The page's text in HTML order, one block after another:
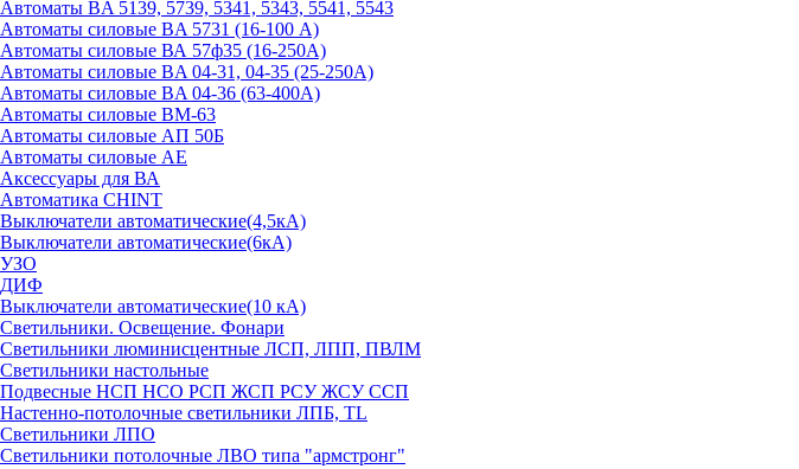
Автоматы BA 5139, 5739, 5341, 5343, 5541, 5543
Автоматы силовые BA 5731 (16-100 А)
Автоматы силовые ВА 57ф35 (16-250А)
Автоматы силовые BA 04-31, 04-35 (25-250А)
Автоматы силовые BA 04-36 (63-400А)
Автоматы силовые ВМ-63
Автоматы силовые АП 50Б
Автоматы силовые АЕ
Аксессуары для ВА
Автоматика CHINT
Выключатели автоматические(4,5кА)
Выключатели автоматические(6кА)
УЗО
ДИФ
Выключатели автоматические(10 кА)
Светильники. Освещение. Фонари
Светильники люминисцентные ЛСП, ЛПП, ПВЛМ
Светильники настольные
Подвесные НСП НСО РСП ЖСП РСУ ЖСУ ССП
Настенно-потолочные светильники ЛПБ, TL
Светильники ЛПО
Светильники потолочные ЛВО типа "армстронг"